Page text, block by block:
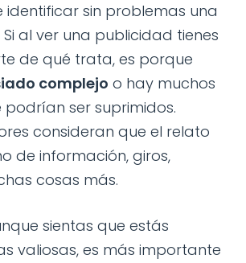
identificar sin problemas una
al ver una publicidad tienes
de qué trata, es porque
complejo o hay muchos
ser suprimidos.
consideran que el relato
de información, giros,
cosas más.
sientas que estás
valiosas, es más importante